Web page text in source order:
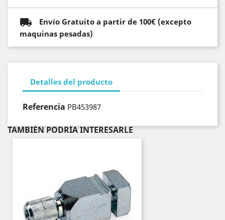
Envío Gratuito a partir de 100€ (excepto
maquinas pesadas)
Detalles del producto
Referencia PB453987
TAMBIÉN PODRÍA INTERESARLE